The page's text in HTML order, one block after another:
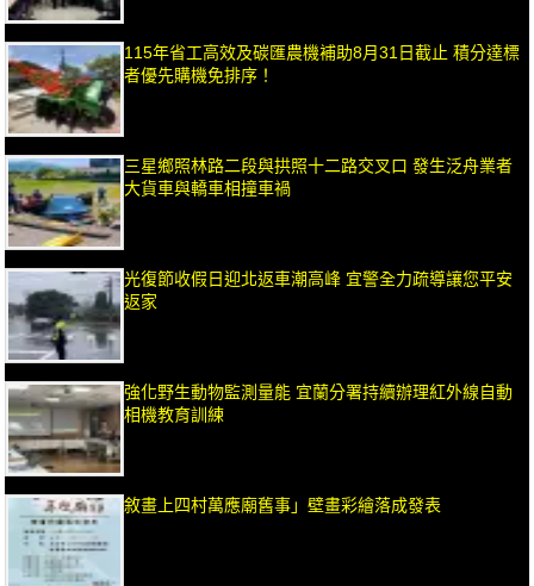
115年省工高效及碳匯農機補助8月31日截止 積分達標
者優先購機免排序！
三星鄉照林路二段與拱照十二路交叉口 發生泛舟業者
大貨車與轎車相撞車禍
光復節收假日迎北返車潮高峰 宜警全力疏導讓您平安
返家
強化野生動物監測量能 宜蘭分署持續辦理紅外線自動
相機教育訓練
敘畫上四村萬應廟舊事」壁畫彩繪落成發表